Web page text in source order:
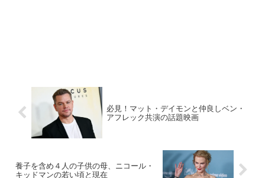
必見！マット・デイモンと仲良しベン・
アフレック共演の話題映画
養子を含め４人の子供の母、ニコール・
キッドマンの若い頃と現在